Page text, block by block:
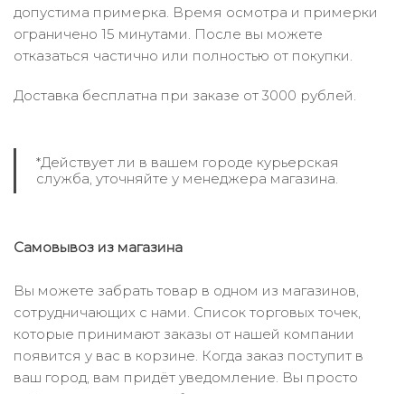
допустима примерка. Время осмотра и примерки
ограничено 15 минутами. После вы можете
отказаться частично или полностью от покупки.
Доставка бесплатна при заказе от 3000 рублей.
*Действует ли в вашем городе курьерская
служба, уточняйте у менеджера магазина.
Самовывоз из магазина
Вы можете забрать товар в одном из магазинов,
сотрудничающих с нами. Список торговых точек,
которые принимают заказы от нашей компании
появится у вас в корзине. Когда заказ поступит в
ваш город, вам придёт уведомление. Вы просто